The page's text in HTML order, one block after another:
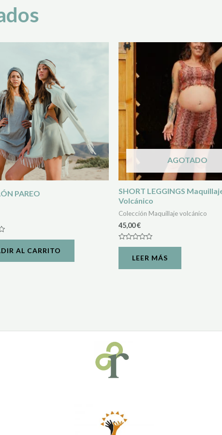
PAREO
AL CARRITO
AGOTADO
SHORT LEGGINGS
Volcánico
Colección Maquillaje volcánico
45,00€
Valorado
LEER MÁS